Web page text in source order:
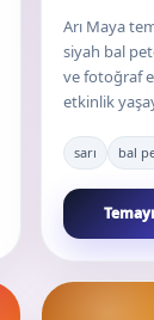
Arı Maya
siyah bal
ve fotoğraf
etkinlik
sarı bal